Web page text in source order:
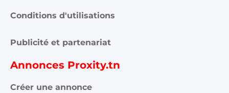
Conditions d'utilisations
Publicité et partenariat
Annonces Proxity.tn
Créer une annonce